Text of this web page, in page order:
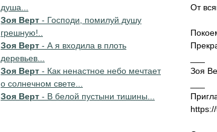
От
Зоя
душа...
Зоя Верт - Господи, помилуй душу
грешную!..
Зоя Верт - А я входила в плоть
деревьев...
Зоя Верт - Как ненастное небо мечтает
о солнечном свете...
Зоя Верт - В белой пустыни тишины...